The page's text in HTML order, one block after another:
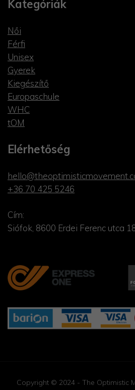
Kategóriák
Női
Férfi
Unisex
Gyerek
Kiegészítő
Europaschule
WHC
tOM
Elérhetőség
+36 70 425 5246
Cím:
Siófok, 8600 Erdei Ferenc utca
Copyright © 2024 - The Optimistic